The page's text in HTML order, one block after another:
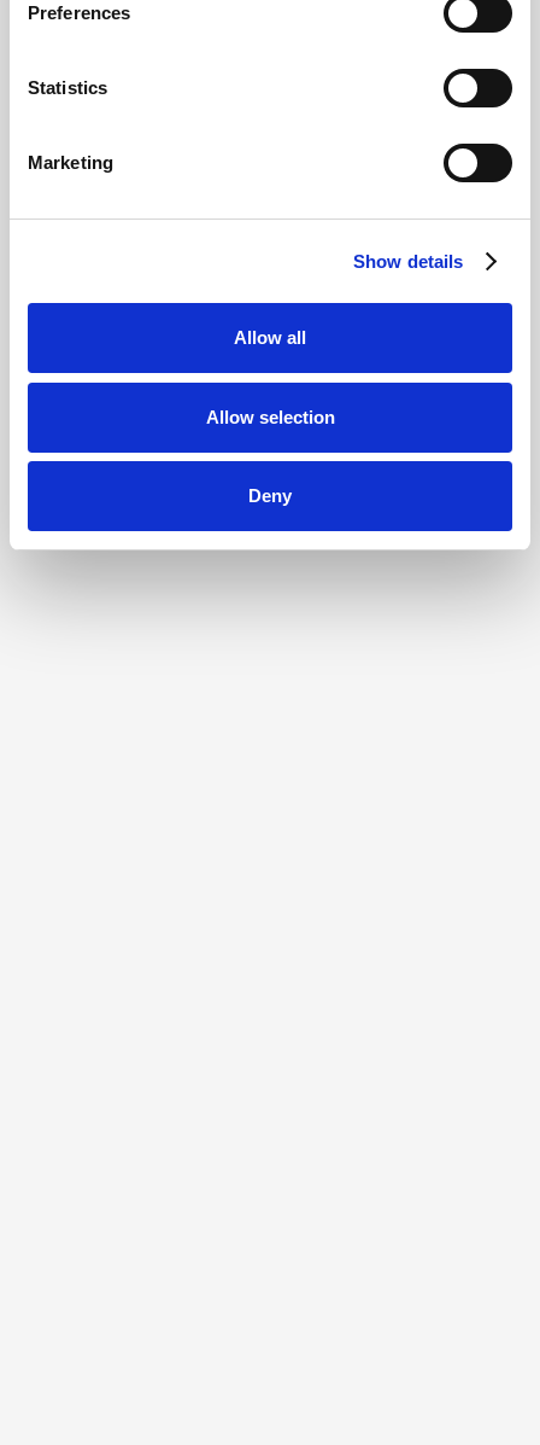
Preferences
Statistics
Marketing
Show details
Allow all
Allow selection
Deny